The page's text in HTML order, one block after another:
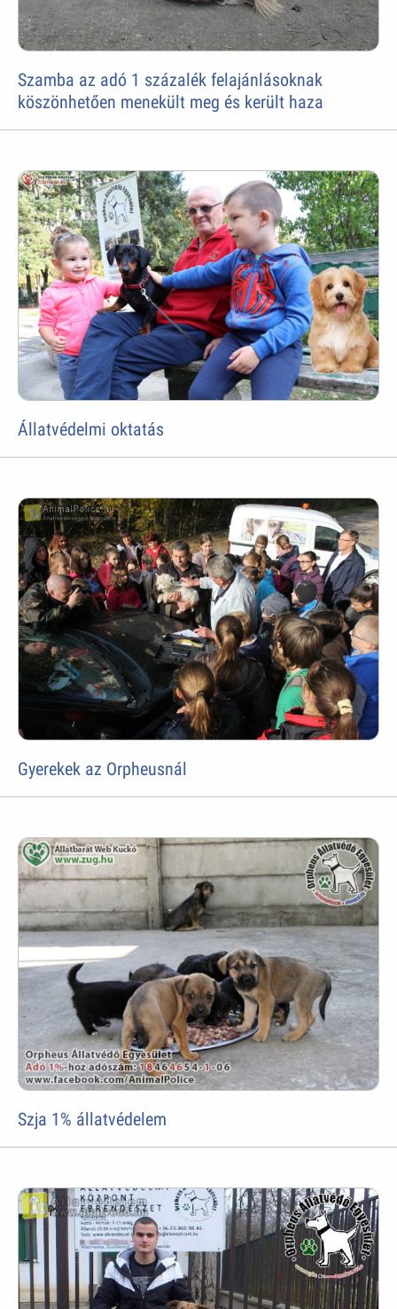
Szamba az adó 1 százalék felajánlásoknak
köszönhetően menekült meg és került haza
Állatvédelmi oktatás
Gyerekek az Orpheusnál
Szja 1% állatvédelem